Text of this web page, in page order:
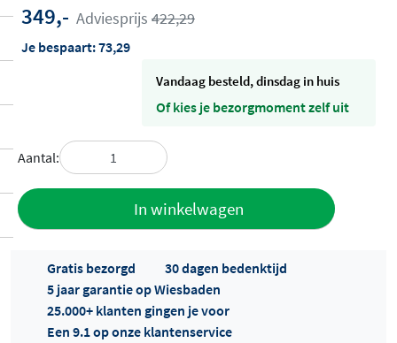
349,- Adviesprijs 422,29
Je bespaart:73,29
vandaag besteld, dinsdag in huis
Of kies je bezorgmoment zelf uit
Aantal:
In winkelwagen
Gratis bezorgd
30 dagen bedenktijd
5 jaar garantie op Wiesbaden
25.000+ klanten gingen je voor
Een 9.1 op onze klantenservice